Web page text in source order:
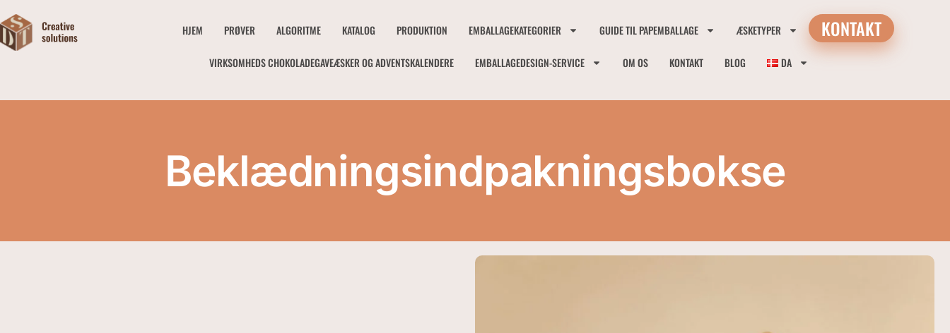
HJEM PRØVER ALGORITME KATALOG PRODUKTION EMBALLAGEKATEGORIER GUIDE TIL PAPEMBALLAGE ÆSKETYPER
VIRKSOMHEDS CHOKOLADEGAVEÆSKER OG ADVENTSKALENDERE EMBALLAGEDESIGN-SERVICE OM OS KONTAKT BLOG DA
KONTAKT
Beklædningsindpakningsbokse